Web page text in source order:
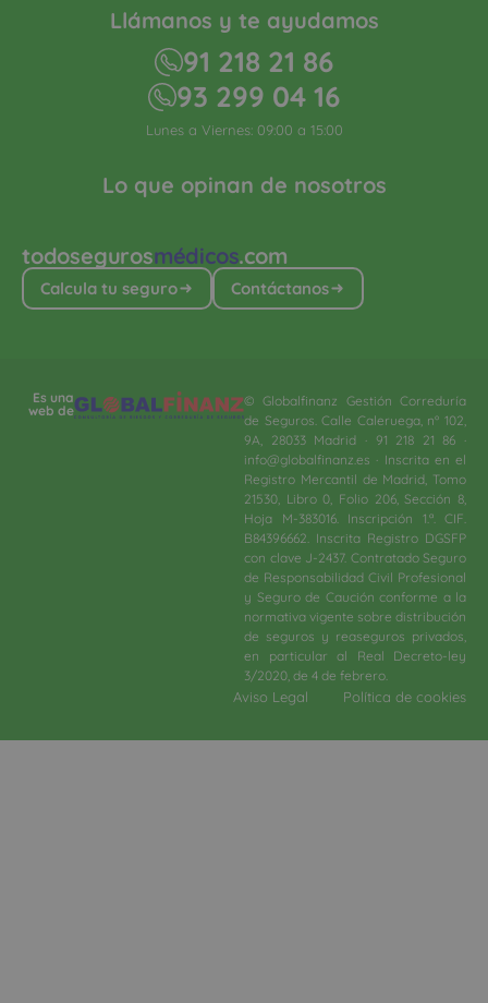
todosegurosmédicos.com
Calcula tu seguro Contáctanos
Lo que opinan de nosotros
Llámanos y te ayudamos
91 218 21 86
93 299 04 16
Lunes a Viernes: 09:00 a 15:00
Es una
web de
© Globalfinanz Gestión Correduría
de Seguros. Calle Caleruega, nº 102,
9A, 28033 Madrid · 91 218 21 86 ·
info@globalfinanz.es · Inscrita en el
Registro Mercantil de Madrid, Tomo
21530, Libro 0, Folio 206, Sección 8,
Hoja M-383016. Inscripción 1.ª. CIF.
B84396662. Inscrita Registro DGSFP
con clave J-2437. Contratado Seguro
de Responsabilidad Civil Profesional
y Seguro de Caución conforme a la
normativa vigente sobre distribución
de seguros y reaseguros privados,
en particular al Real Decreto-ley
3/2020, de 4 de febrero.​
Aviso Legal Política de cookies